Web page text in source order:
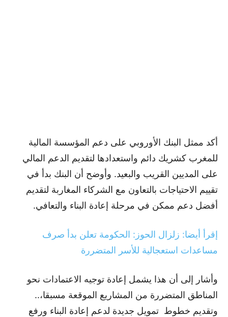
أكد ممثل البنك الأوروبي على دعم المؤسسة المالية
للمغرب كشريك دائم واستعدادها لتقديم الدعم المالي
على المديين القريب والبعيد. وأوضح أن البنك بدأ في
تقييم الاحتياجات بالتعاون مع الشركاء المغاربة لتقديم
أفضل دعم ممكن في مرحلة إعادة البناء والتعافي.
إقرأ أيضا: زلزال الحوز: الحكومة تعلن بدأ صرف
مساعدات استعجالية للأسر المتضررة
وأشار إلى أن هذا يشمل إعادة توجيه الاعتمادات نحو
المناطق المتضررة من المشاريع الموقعة مسبقا،..
وتقديم خطوط تمويل جديدة لدعم إعادة البناء ورفع